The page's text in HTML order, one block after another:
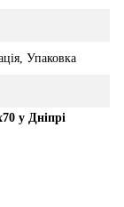
Упаковка
у Дніпрі